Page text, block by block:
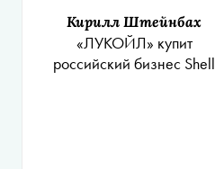
Кирилл Штейнбах
«ЛУКОЙЛ» купит
российский бизнес Shell